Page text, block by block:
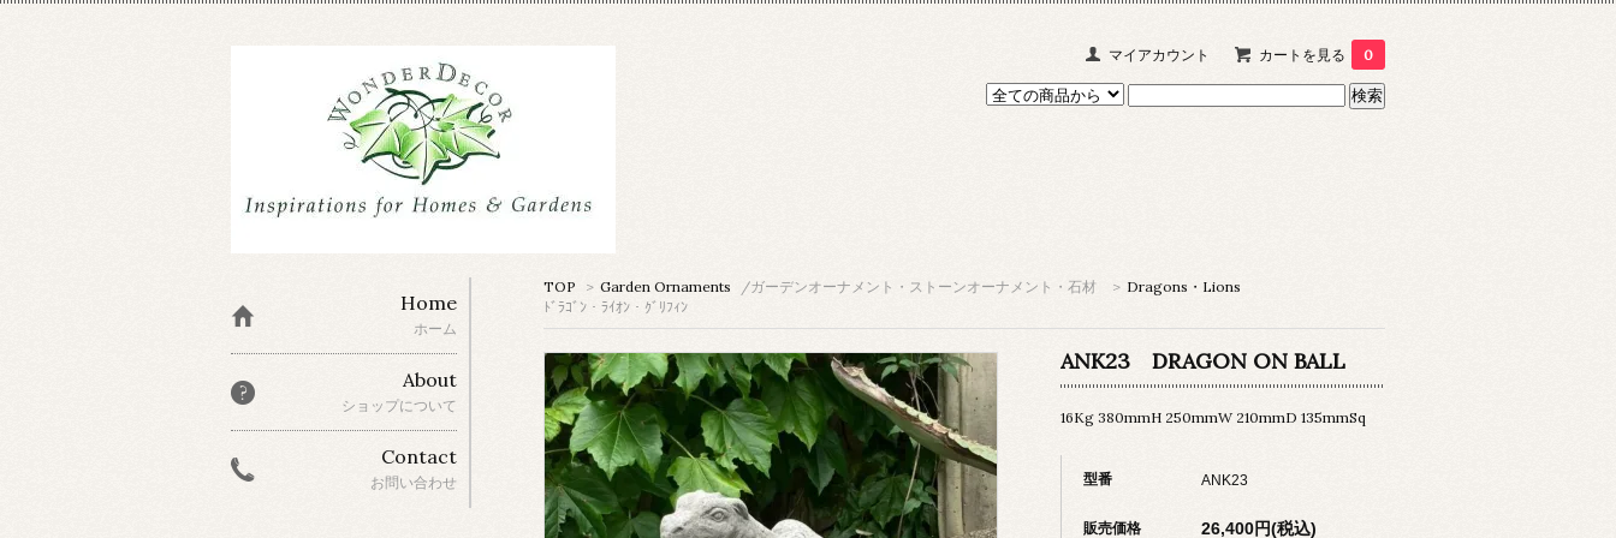
マイアカウント カートを見る 0
TOP > Garden Ornaments /ガーデンオーナメント・ストーンオーナメント・石材 > Dragons・Lions
ﾄﾞﾗｺﾞﾝ・ﾗｲｵﾝ・ｸﾞﾘﾌｨﾝ
ANK23 DRAGON ON BALL
16Kg 380mmH 250mmW 210mmD 135mmSq
型番 ANK23
販売価格 26,400円(税込)
Home
ホーム
About
ショップについて
Contact
お問い合わせ